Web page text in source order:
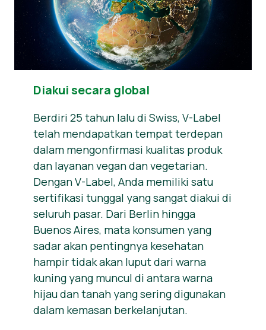
Diakui secara global
Berdiri 25 tahun lalu di Swiss, V-Label
telah mendapatkan tempat terdepan
dalam mengonfirmasi kualitas produk
dan layanan vegan dan vegetarian.
Dengan V-Label, Anda memiliki satu
sertifikasi tunggal yang sangat diakui di
seluruh pasar. Dari Berlin hingga
Buenos Aires, mata konsumen yang
sadar akan pentingnya kesehatan
hampir tidak akan luput dari warna
kuning yang muncul di antara warna
hijau dan tanah yang sering digunakan
dalam kemasan berkelanjutan.